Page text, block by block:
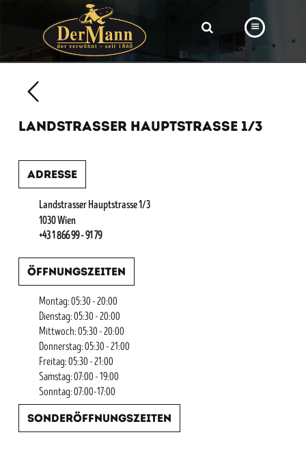
BÄCKEREI
LANDSTRASSER HAUPTSTRASSE 1/3
Adresse
Landstrasser Hauptstrasse 1/3
1030 Wien
+43 1 866 99 - 91 79
Öffnungszeiten
Montag: 05:30 - 20:00
Dienstag: 05:30 - 20:00
Mittwoch: 05:30 - 20:00
Donnerstag: 05:30 - 21:00
Freitag: 05:30 - 21:00
Samstag: 07:00 - 19:00
Sonntag: 07:00-17:00
Sonderöffnungszeiten